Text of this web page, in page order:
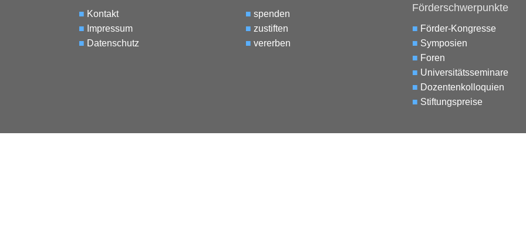
■ Kontakt
■ Impressum
■ Datenschutz
■ spenden
■ zustiften
■ vererben
Förderschwerpunkte
■ Förder-Kongresse
■ Symposien
■ Foren
■ Universitätsseminare
■ Dozentenkolloquien
■ Stiftungspreise